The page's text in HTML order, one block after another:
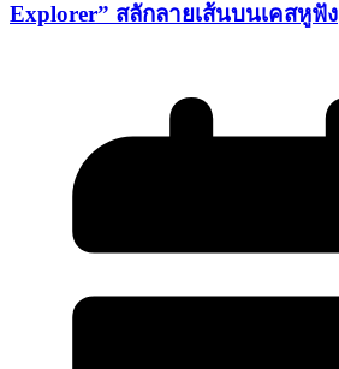
Explorer” สลักลายเส้นบนเคสหูฟัง